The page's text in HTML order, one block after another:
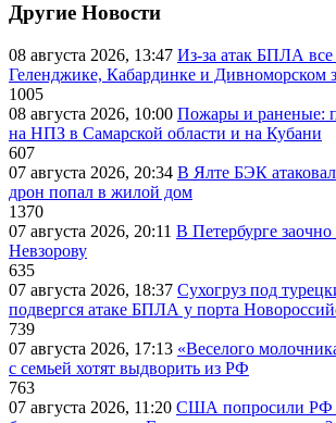
Другие Новости
08 августа 2026, 13:47 Из-за атак БПЛА
Геленджике, Кабардинке и Дивноморском
1005
08 августа 2026, 10:00 Пожары и раненые:
на НПЗ в Самарской области и на Кубани
607
07 августа 2026, 20:34 В Ялте БЭК
дрон попал в жилой дом
1370
07 августа 2026, 20:11 В Петербурге
Невзорову
635
07 августа 2026, 18:37 Сухогруз под
подвергся атаке БПЛА у порта
739
07 августа 2026, 17:13 «Веселого
с семьей хотят выдворить из РФ
763
07 августа 2026, 11:20 США попросили РФ